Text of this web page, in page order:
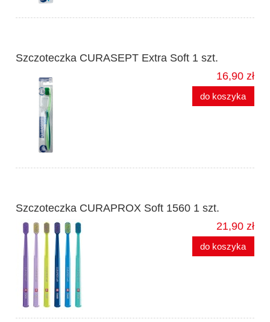
Szczoteczka CURASEPT Extra Soft 1 szt.
16,90 zł
do koszyka
Szczoteczka CURAPROX Soft 1560 1 szt.
21,90 zł
do koszyka